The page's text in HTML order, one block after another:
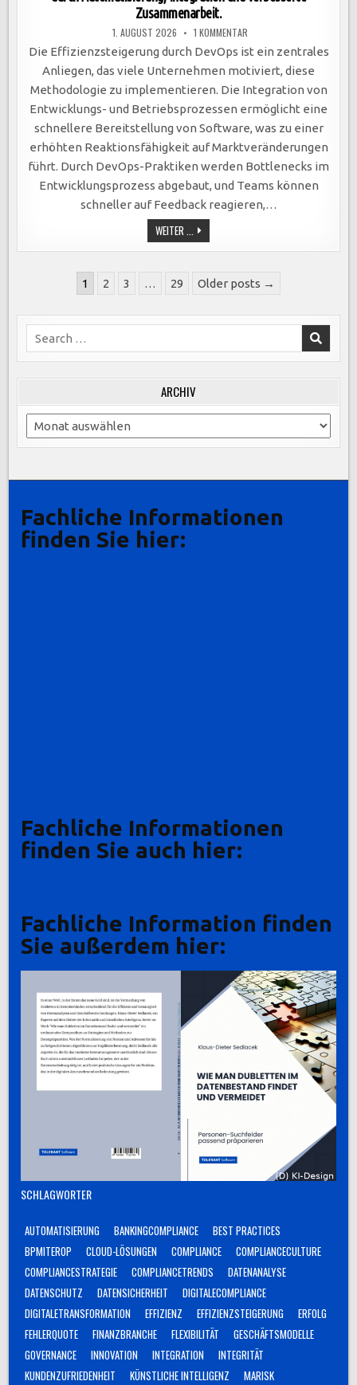
Zusammenarbeit.
1. AUGUST 2026 1 KOMMENTARZU
DEVOPS
STEIGERT
EFFIZIENZ:
SCHNELLERE
SOFTWAREBEREITSTELLUNG
DURCH
AUTOMATISIERUNG,
INTEGRATION
UND
VERBESSERTE
ZUSAMMENARBEIT.
Die Effizienzsteigerung durch DevOps ist ein zentrales
Anliegen, das viele Unternehmen motiviert, diese
Methodologie zu implementieren. Die Integration von
Entwicklungs- und Betriebsprozessen ermöglicht eine
schnellere Bereitstellung von Software, was zu einer
erhöhten Reaktionsfähigkeit auf Marktveränderungen
führt. Durch DevOps-Praktiken werden Bottlenecks im
Entwicklungsprozess abgebaut, und Teams können
schneller auf Feedback reagieren,…
WEITER ... DEVOPS
STEIGERT
EFFIZIENZ:
DURCH
AUTOMATISIERUNG,
UND
VERBESSERTE
Seitennummerierung
Beiträge
1 2 3 … 29 Older posts →
Search
for:
ARCHIV
Archiv
Fachliche Informationen
finden Sie hier:
Fachliche Informationen
finden Sie auch hier:
Fachliche Information finden
Sie außerdem hier:
SCHLAGWÖRTER
AUTOMATISIERUNG BANKINGCOMPLIANCE
BEST PRACTICES
BPMITEROP
CLOUD-LÖSUNGEN COMPLIANCE
COMPLIANCECULTURE
COMPLIANCESTRATEGIE
COMPLIANCETRENDS
DATENANALYSE
DATENSCHUTZ
DATENSICHERHEIT
DIGITALECOMPLIANCE
DIGITALETRANSFORMATION
EFFIZIENZ EFFIZIENZSTEIGERUNG
ERFOLG
FEHLERQUOTE
FINANZBRANCHE FLEXIBILITÄT
GESCHÄFTSMODELLE
GOVERNANCE
INNOVATION INTEGRATION
INTEGRITÄT
KUNDENZUFRIEDENHEIT
KÜNSTLICHE INTELLIGENZ
MARISK